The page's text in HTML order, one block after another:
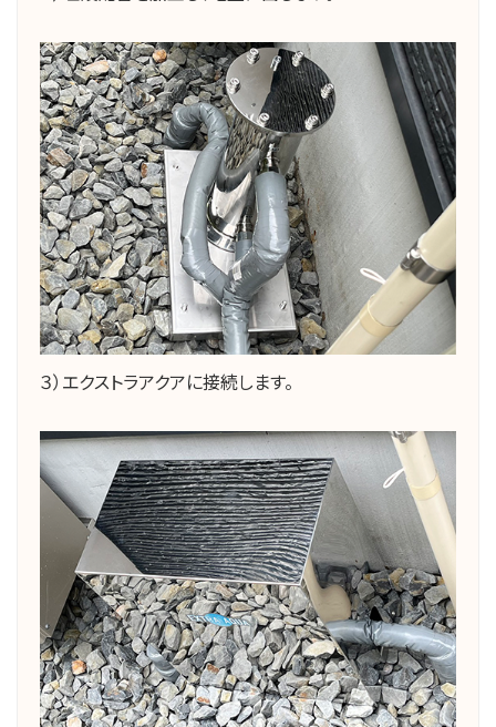
３）エクストラアクアに接続します。